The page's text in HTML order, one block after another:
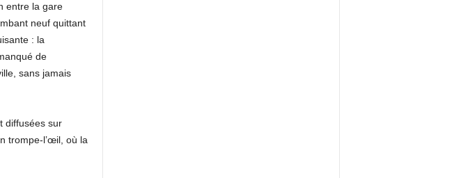
entre la gare
neuf quittant
: la
de
sans jamais
diffusées sur
trompe-l’œil, où la